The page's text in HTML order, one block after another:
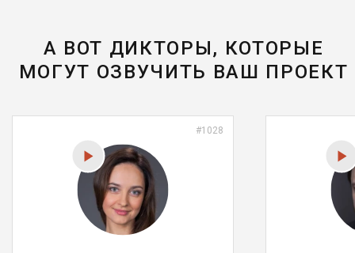
А ВОТ ДИКТОРЫ, КОТОРЫЕ
МОГУТ ОЗВУЧИТЬ ВАШ ПРОЕКТ
#1028